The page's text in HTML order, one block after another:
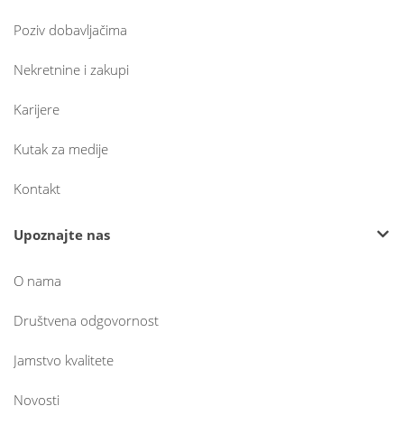
Poziv dobavljačima
Nekretnine i zakupi
Karijere
Kutak za medije
Kontakt
Upoznajte nas
O nama
Društvena odgovornost
Jamstvo kvalitete
Novosti